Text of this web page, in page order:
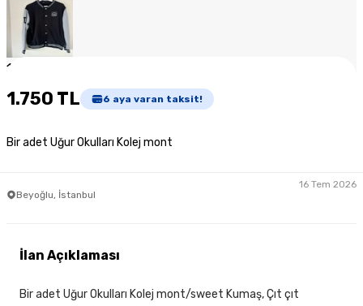
1
1.750 TL 6 aya varan taksit!
Bir adet Uğur Okulları Kolej mont
Beyoğlu, İstanbul
16 Tem 2026
İlan Açıklaması
Bir adet Uğur Okulları Kolej mont/sweet Kumaş, Çıt çıt